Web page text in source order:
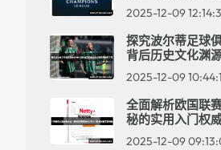
2025-12-09
探究波尔蒂足球
背后历史文化渊
2025-12-09
全面解析欧国联
秘的实用入门权
2025-12-09